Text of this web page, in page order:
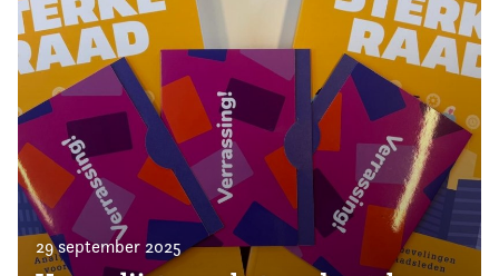
29 september 2025